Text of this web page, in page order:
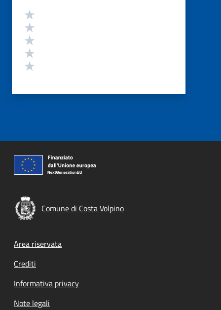
Valutazione
Comune di Costa Volpino
Footer menu
Area riservata
Crediti
Informativa privacy
Note legali